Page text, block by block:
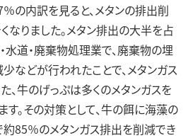
の内訳を見ると、メタンの排出削
りました。メタン排出の大半を占
水道・廃棄物処理業で、廃棄物の埋
などが行われたことで、メタンガス
、牛のげっぷは多くのメタンガスを
。その対策として、牛の餌に海藻の
約85％のメタンガス排出を削減でき